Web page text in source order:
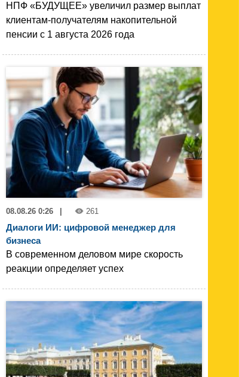
НПФ «БУДУЩЕЕ» увеличил размер выплат
клиентам-получателям накопительной
пенсии с 1 августа 2026 года
08.08.26 0:26 261
Диалоги ИИ: цифровой менеджер для
бизнеса
В современном деловом мире скорость
реакции определяет успех